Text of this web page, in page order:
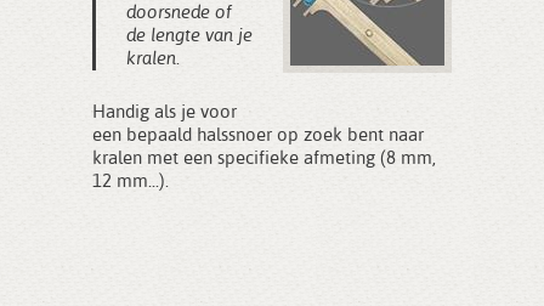
doorsnede of
de lengte van je
kralen.
Handig als je voor
een bepaald halssnoer op zoek bent naar
kralen met een specifieke afmeting (8 mm,
12 mm...).